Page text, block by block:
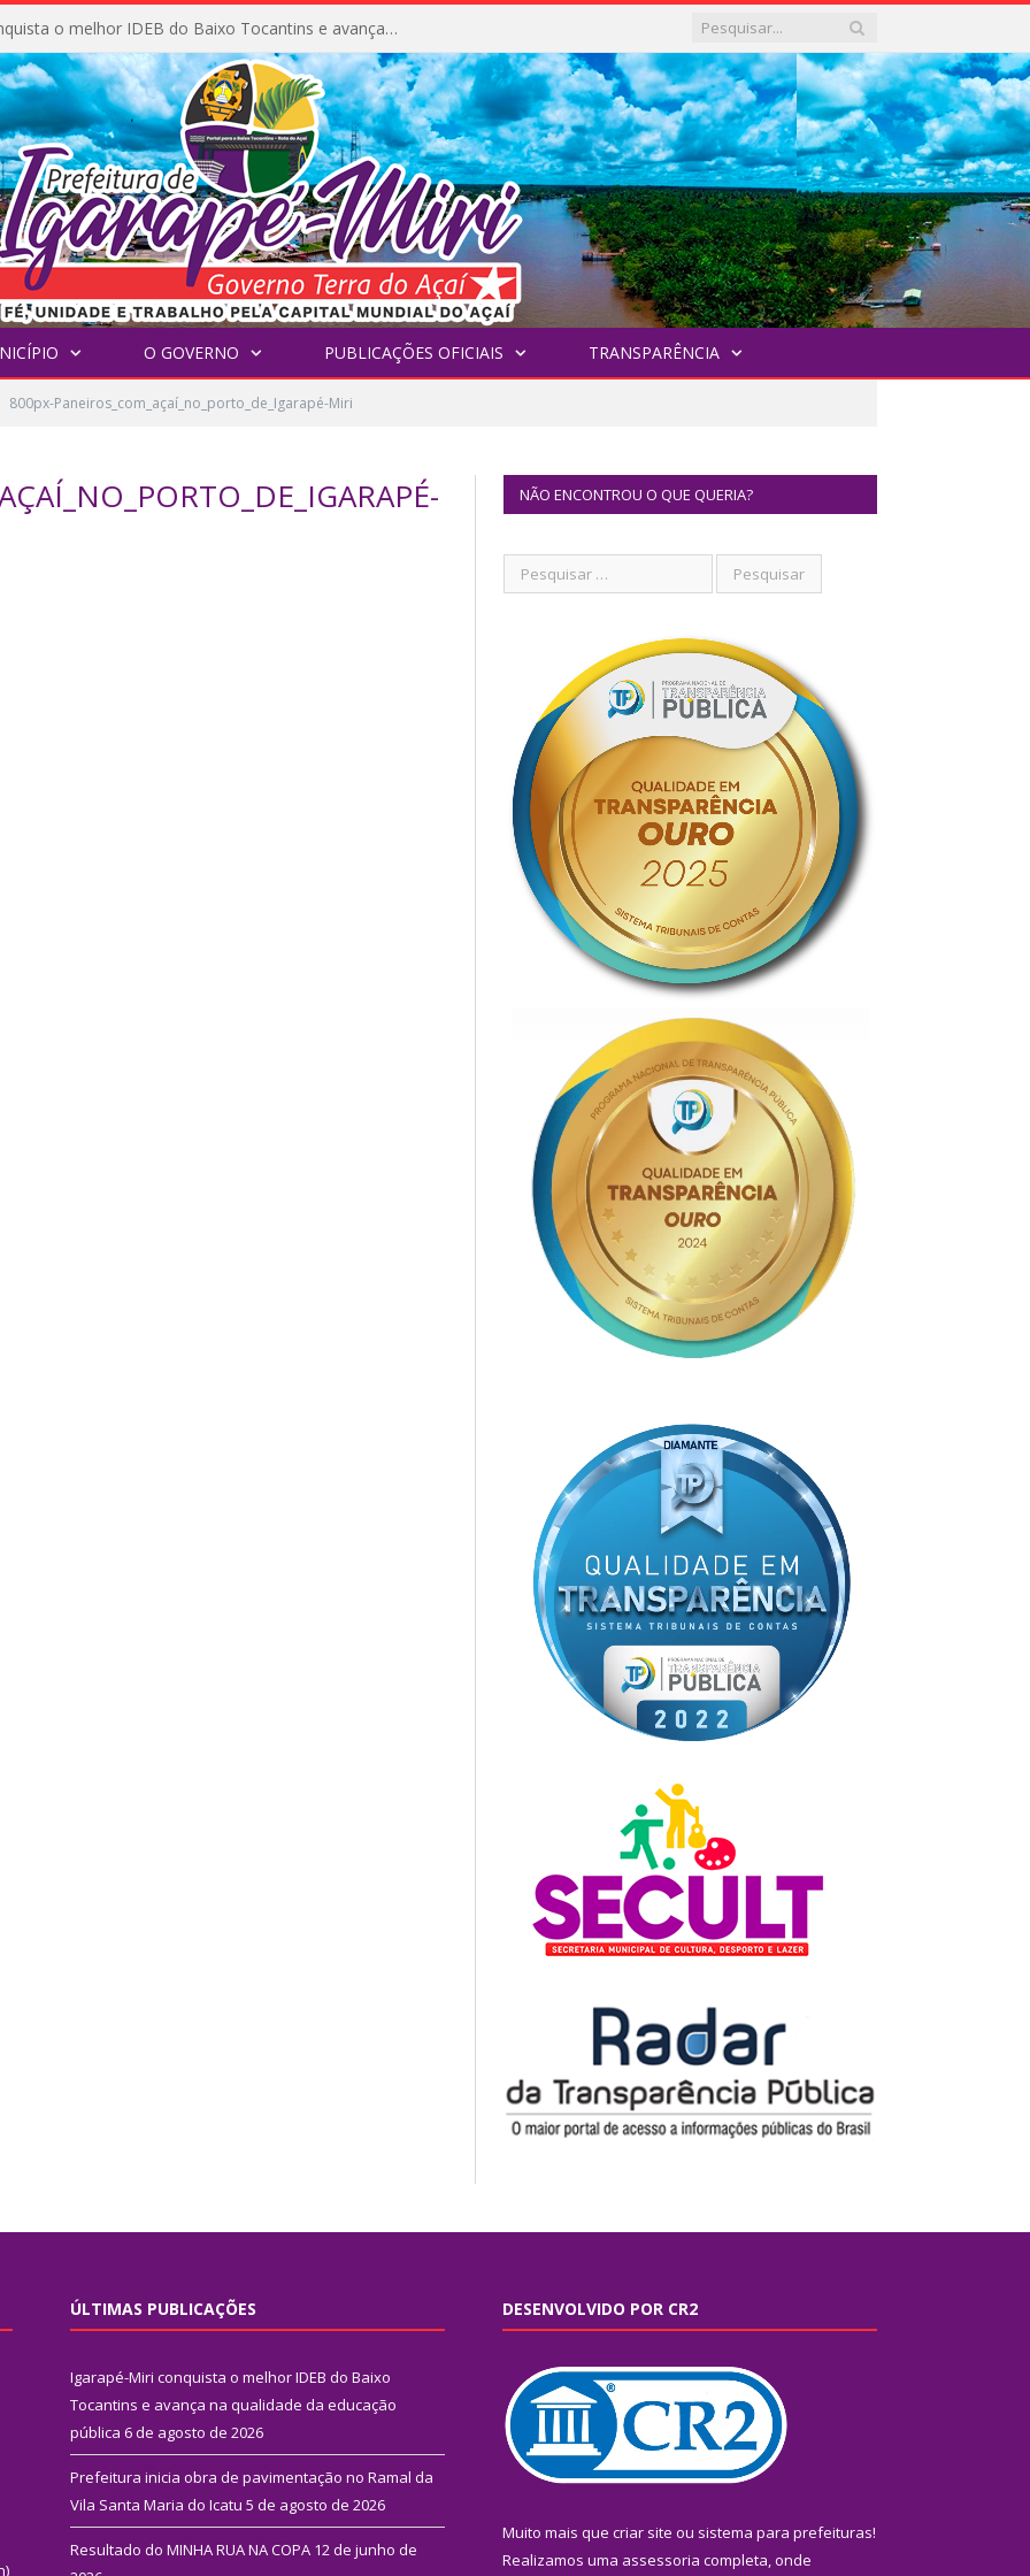
Igarapé-Miri conquista o melhor IDEB do Baixo Tocantins e avança na qualidade da educação pública
O GOVERNO PUBLICAÇÕES OFICIAIS TRANSPARÊNCIA
800px-Paneiros_com_açaí_no_porto_de_Igarapé-Miri
NÃO ENCONTROU O QUE QUERIA?
ÚLTIMAS PUBLICAÇÕES
Igarapé-Miri conquista o melhor IDEB do Baixo
Tocantins e avança na qualidade da educação
pública 6 de agosto de 2026
Prefeitura inicia obra de pavimentação no Ramal da
Vila Santa Maria do Icatu 5 de agosto de 2026
Resultado do MINHA RUA NA COPA 12 de junho de
DESENVOLVIDO POR CR2
Muito mais que criar site ou sistema para prefeituras!
Realizamos uma assessoria completa, onde